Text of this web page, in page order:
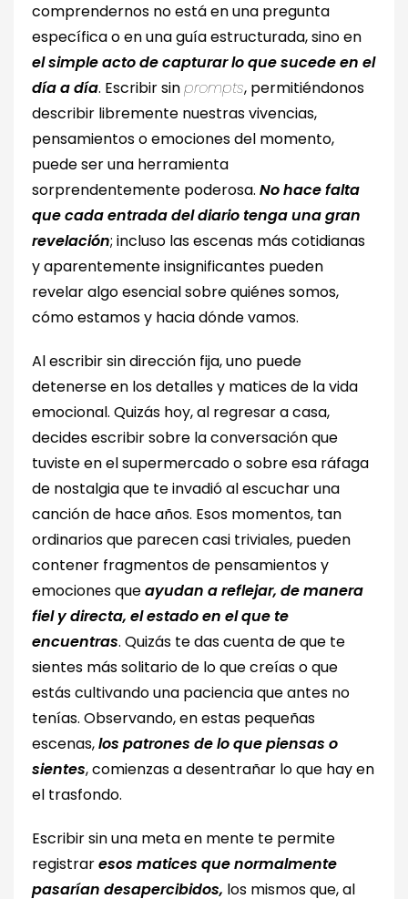
comprendernos no está en una pregunta
específica o en una guía estructurada, sino en
el simple acto de capturar lo que sucede en el
día a día. Escribir sinprompts, permitiéndonos
describir libremente nuestras vivencias,
pensamientos o emociones del momento,
puede ser una herramienta
sorprendentemente poderosa. No hace falta
que cada entrada del diario tenga una gran
revelación; incluso las escenas más cotidianas
y aparentemente insignificantes pueden
revelar algo esencial sobre quiénes somos,
cómo estamos y hacia dónde vamos.
Al escribir sin dirección fija, uno puede
detenerse en los detalles y matices de la vida
emocional. Quizás hoy, al regresar a casa,
decides escribir sobre la conversación que
tuviste en el supermercado o sobre esa ráfaga
de nostalgia que te invadió al escuchar una
canción de hace años. Esos momentos, tan
ordinarios que parecen casi triviales, pueden
contener fragmentos de pensamientos y
emociones queayudan a reflejar, de manera
fiel y directa, el estado en el que te
encuentras. Quizás te das cuenta de que te
sientes más solitario de lo que creías o que
estás cultivando una paciencia que antes no
tenías. Observando, en estas pequeñas
escenas,los patrones de lo que piensas o
sientes, comienzas a desentrañar lo que hay en
el trasfondo.
Escribir sin una meta en mente te permite
registraresos matices que normalmente
pasarían desapercibidos, los mismos que, al